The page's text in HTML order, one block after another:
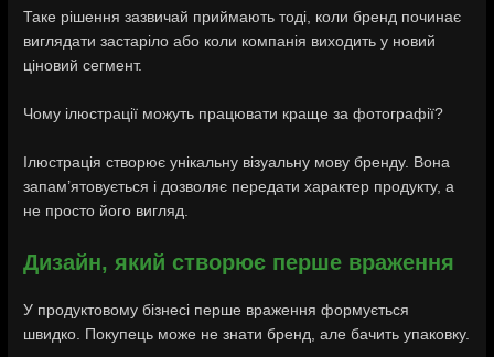
Таке рішення зазвичай приймають тоді, коли бренд починає
виглядати застаріло або коли компанія виходить у новий
ціновий сегмент.
Чому ілюстрації можуть працювати краще за фотографії?
Ілюстрація створює унікальну візуальну мову бренду. Вона
запам’ятовується і дозволяє передати характер продукту, а
не просто його вигляд.
Дизайн, який створює перше враження
У продуктовому бізнесі перше враження формується
швидко. Покупець може не знати бренд, але бачить упаковку.